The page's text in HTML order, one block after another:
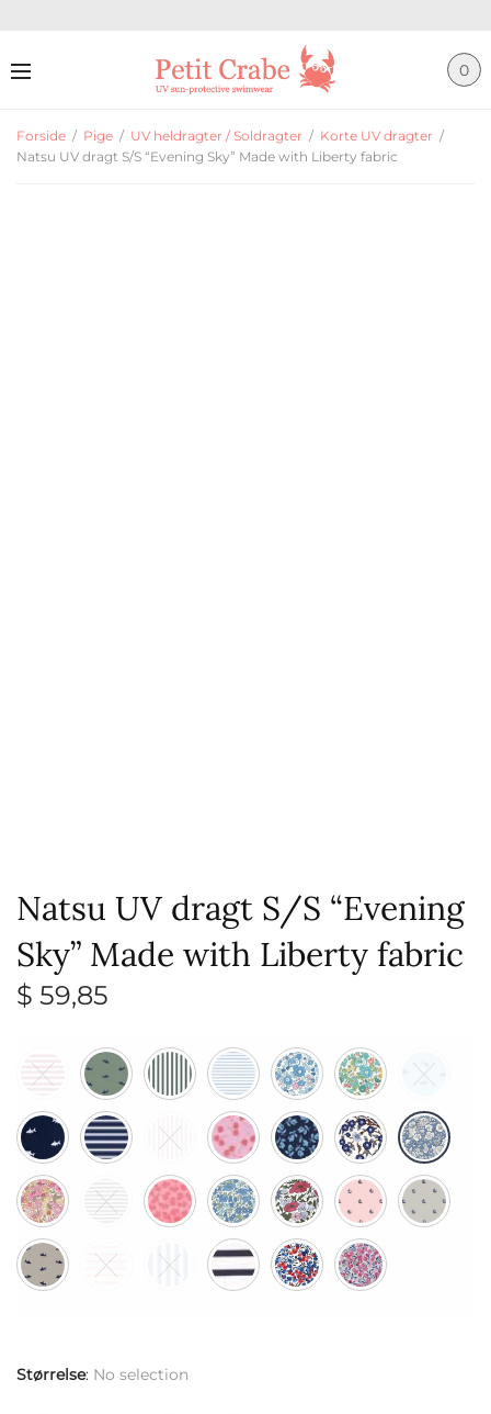
0
Forside / Pige / UV heldragter / Soldragter / Korte UV dragter /
Natsu UV dragt S/S “Evening Sky” Made with Liberty fabric
Natsu UV dragt S/S “Evening
Sky” Made with Liberty fabric
$ 59,85
Størrelse: No selection